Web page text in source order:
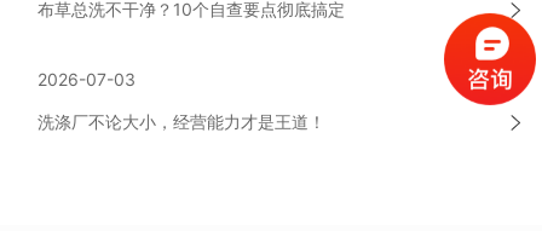
布草总洗不干净？10个自查要点彻底搞定
2026-07-03
洗涤厂不论大小，经营能力才是王道！